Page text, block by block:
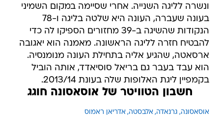
ונשרה לליגה השנייה. אחרי שסיימה במקום השמיני
בעונה שעברה, העונה היא שלטה בליגה ו-78
הנקודות שהשיגה ב-39 מחזורים הספיקו לה כדי
להבטיח חזרה לליגה הראשונה. מאמנה הוא יאגובה
ארסאטה, שהגיע אליה בתחילת העונה מנומנסיה.
הוא עבד בעבר גם בריאל סוסיאדד, אותה הוביל
בקמפיין ליגת האלופות שלה בעונת 2013/14.
חשבון הטוויטר של אוסאסונה חוגג
אוסאסונה גרנאדה אלבסטה אדריאן ראמוס